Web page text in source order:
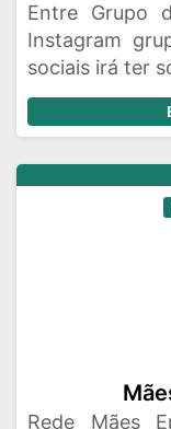
Entre Grupo
Instagram
sociais irá ter
Rede Mães